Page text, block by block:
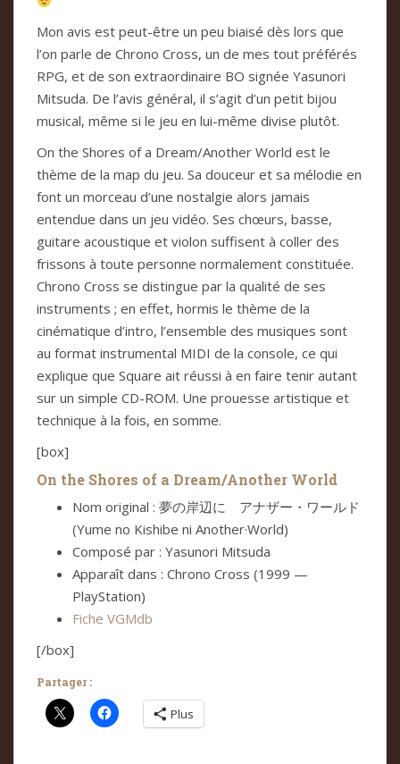
Mon avis est peut-être un peu biaisé dès lors que
l’on parle de Chrono Cross, un de mes tout préférés
RPG, et de son extraordinaire BO signée Yasunori
Mitsuda. De l’avis général, il s’agit d’un petit bijou
musical, même si le jeu en lui-même divise plutôt.
On the Shores of a Dream/Another World est le
thème de la map du jeu. Sa douceur et sa mélodie en
font un morceau d’une nostalgie alors jamais
entendue dans un jeu vidéo. Ses chœurs, basse,
guitare acoustique et violon suffisent à coller des
frissons à toute personne normalement constituée.
Chrono Cross se distingue par la qualité de ses
instruments ; en effet, hormis le thème de la
cinématique d’intro, l’ensemble des musiques sont
au format instrumental MIDI de la console, ce qui
explique que Square ait réussi à en faire tenir autant
sur un simple CD-ROM. Une prouesse artistique et
technique à la fois, en somme.
[box]
On the Shores of a Dream/Another World
Nom original : 夢の岸辺に アナザー・ワールド
(Yume no Kishibe ni Another·World)
Composé par : Yasunori Mitsuda
Apparaît dans : Chrono Cross (1999 —
PlayStation)
Fiche VGMdb
[/box]
Partager :
Plus